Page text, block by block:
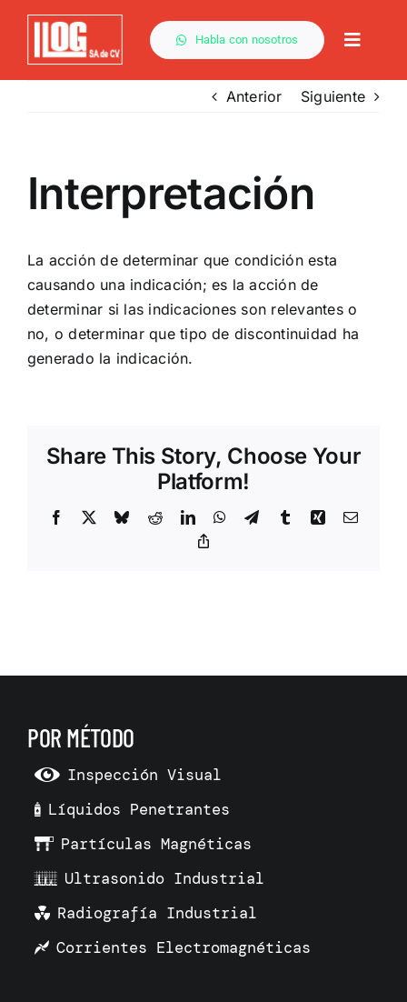
Saltar
contenido
Habla con nosotros
Toggle
Capacitación
Descargas
Servicios
Anterior Siguiente
Interpretación
La acción de determinar que condición esta
causando una indicación; es la acción de
determinar si las indicaciones son relevantes o
no, o determinar que tipo de discontinuidad ha
generado la indicación.
Share This Story, Choose Your
Platform!
Facebook BlueskyRedditLinkedInWhatsApp
TelegramTumblrXing Correo
POR MÉTODO
Inspección Visual
Líquidos Penetrantes
Partículas Magnéticas
Ultrasonido Industrial
Radiografía Industrial
Corrientes Electromagnéticas